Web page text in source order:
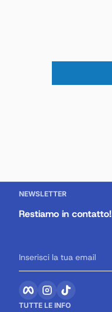
NEWSLETTER
Restiamo in contatto!
Inserisci la tua email
FacebookInstagram
TUTTE LE INFO